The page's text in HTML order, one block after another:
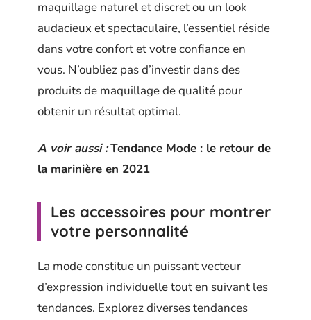
maquillage naturel et discret ou un look
audacieux et spectaculaire, l’essentiel réside
dans votre confort et votre confiance en
vous. N’oubliez pas d’investir dans des
produits de maquillage de qualité pour
obtenir un résultat optimal.
A voir aussi :Tendance Mode : le retour de
la marinière en 2021
Les accessoires pour montrer
votre personnalité
La mode constitue un puissant vecteur
d’expression individuelle tout en suivant les
tendances. Explorez diverses tendances